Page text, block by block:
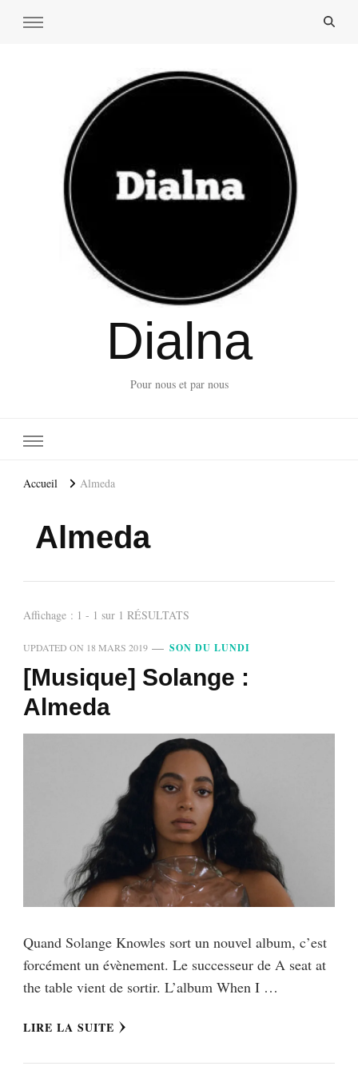
Dialna
Pour nous et par nous
Accueil Almeda
Almeda
Affichage : 1 - 1 sur 1 RÉSULTATS
UPDATED ON 18 MARS 2019 SON DU LUNDI
[Musique] Solange :
Almeda
Quand Solange Knowles sort un nouvel album, c’est
forcément un évènement. Le successeur de A seat at
the table vient de sortir. L’album When I …
LIRE LA SUITE